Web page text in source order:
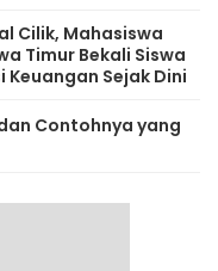
Cilik, Mahasiswa
Timur Bekali Siswa
Keuangan Sejak Dini
Contohnya yang